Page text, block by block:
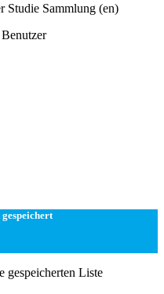
Studie Sammlung (en)
gespeicherten Liste